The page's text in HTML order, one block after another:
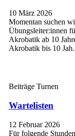
10 März 2026
Momentan suchen
Übungsleiter:innen
Akrobatik ab 10
Akrobatik bis 10
Beiträge Turnen
Wartelisten
12 Februar 2026
Für folgende